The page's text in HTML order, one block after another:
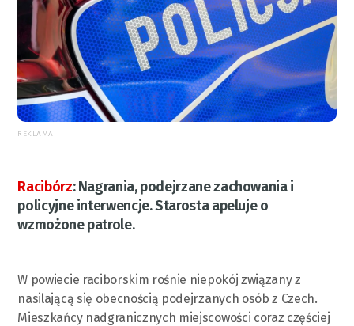
REKLAMA
Racibórz:Nagrania, podejrzane zachowania i
policyjne interwencje. Starosta apeluje o
wzmożone patrole.
W powiecie raciborskim rośnie niepokój związany z
nasilającą się obecnością podejrzanych osób z Czech.
Mieszkańcy nadgranicznych miejscowości coraz częściej